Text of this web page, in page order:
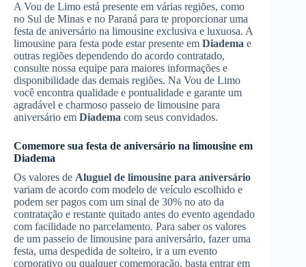
A Vou de Limo está presente em várias regiões, como
no Sul de Minas e no Paraná para te proporcionar uma
festa de aniversário na limousine exclusiva e luxuosa. A
limousine para festa pode estar presente em Diadema e
outras regiões dependendo do acordo contratado,
consulte nossa equipe para maiores informações e
disponibilidade das demais regiões. Na Vou de Limo
você encontra qualidade e pontualidade e garante um
agradável e charmoso passeio de limousine para
aniversário em Diadema com seus convidados.
Comemore sua festa de aniversário na limousine em
Diadema
Os valores de Aluguel de limousine para aniversário
variam de acordo com modelo de veículo escolhido e
podem ser pagos com um sinal de 30% no ato da
contratação e restante quitado antes do evento agendado
com facilidade no parcelamento. Para saber os valores
de um passeio de limousine para aniversário, fazer uma
festa, uma despedida de solteiro, ir a um evento
corporativo ou qualquer comemoração, basta entrar em